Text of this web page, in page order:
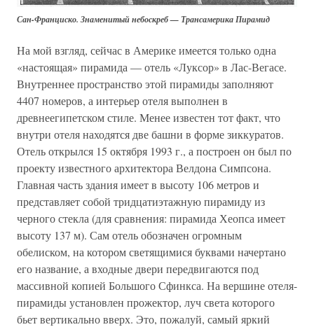
Сан-Франциско. Знаменитый небоскреб — Трансамерика Пирамид
На мой взгляд, сейчас в Америке имеется только одна
«настоящая» пирамида — отель «Луксор» в Лас-Вегасе.
Внутреннее пространство этой пирамиды заполняют
4407 номеров, а интерьер отеля выполнен в
древнеегипетском стиле. Менее известен тот факт, что
внутри отеля находятся две башни в форме зиккуратов.
Отель открылся 15 октября 1993 г., а построен он был по
проекту известного архитектора Велдона Симпсона.
Главная часть здания имеет в высоту 106 метров и
представляет собой тридцатиэтажную пирамиду из
черного стекла (для сравнения: пирамида Хеопса имеет
высоту 137 м). Сам отель обозначен огромным
обелиском, на котором светящимися буквами начертано
его название, а входные двери передвигаются под
массивной копией Большого Сфинкса. На вершине отеля-
пирамиды установлен прожектор, луч света которого
бьет вертикально вверх. Это, пожалуй, самый яркий